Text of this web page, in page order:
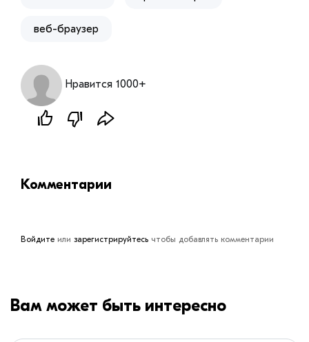
веб-браузер
Нравится 1000+
Комментарии
Войдите или зарегистрируйтесь чтобы добавлять комментарии
Вам может быть интересно